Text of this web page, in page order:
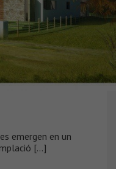
emergen en un
[...]